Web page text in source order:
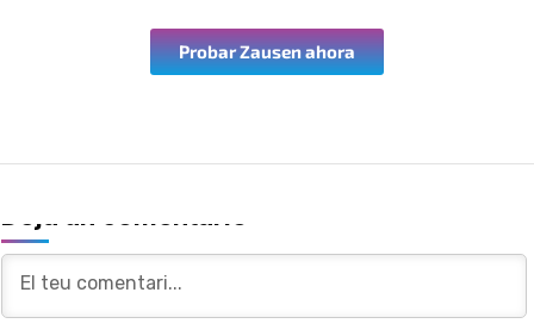
Probar Zausen ahora
Deja un comentario